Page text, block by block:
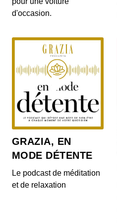
00:05:16 - IL Y A 4
brisé de
ci...
Les
00:04:53 - IL Y A 4
Dans cet
brisé de
Les destins
00:04:39 - IL Y A
brisé
d'occasion.
GRAZIA, EN
MODE DÉTENTE
Le podcast de méditation
et de relaxation